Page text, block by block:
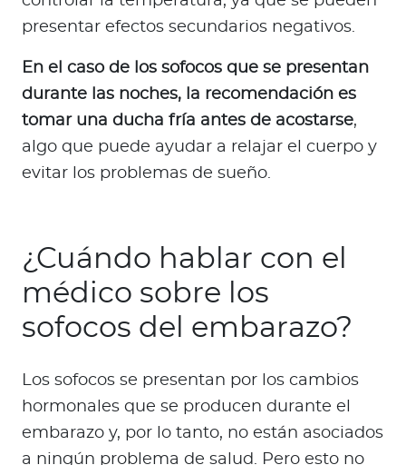
presentar efectos secundarios negativos.
En el caso de los sofocos que se presentan
durante las noches, la recomendación es
tomar una ducha fría antes de acostarse,
algo que puede ayudar a relajar el cuerpo y
evitar los problemas de sueño.
¿Cuándo hablar con el
médico sobre los
sofocos del embarazo?
Los sofocos se presentan por los cambios
hormonales que se producen durante el
embarazo y, por lo tanto, no están asociados
a ningún problema de salud. Pero esto no